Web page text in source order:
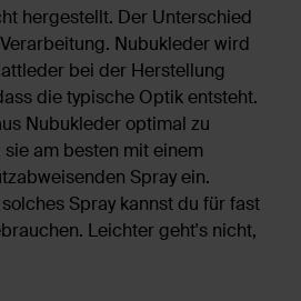
hergestellt. Der Unterschied
Nubukleder wird
bei der Herstellung
die typische Optik entsteht.
Nubukleder optimal zu
am besten mit einem
Spray ein.
Spray kannst du für fast
Leichter geht's nicht,